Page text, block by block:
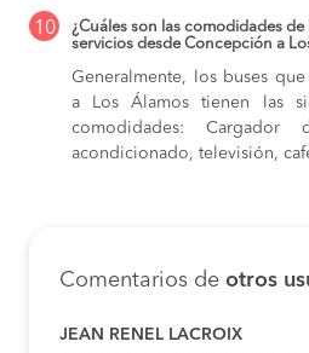
10
¿Cuáles son las comodidades
servicios desde Concepción a
Generalmente, los buses
a Los Álamos tienen las
comodidades:
acondicionado, televisión,
Comentarios de otros
JEAN RENEL LACROIX